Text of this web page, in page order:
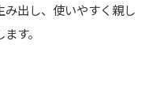
出し、使いやすく親し
す。